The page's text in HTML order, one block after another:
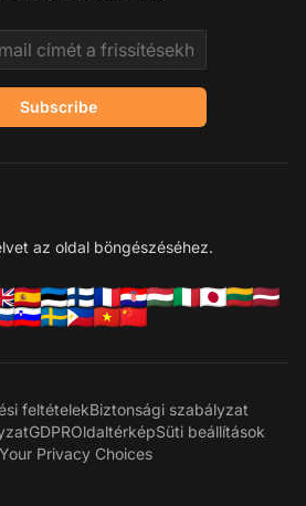
Subscribe
az oldal böngészéséhez.
feltételekBiztonsági szabályzat
GDPROldaltérképSüti beállítások
Privacy Choices